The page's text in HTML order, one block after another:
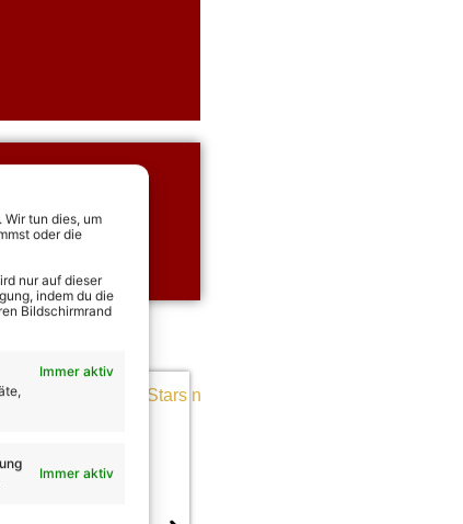
tun dies, um
oder die
nur auf dieser
indem du die
Bildschirmrand
Immer aktiv
Immer aktiv
für alle
sichern!